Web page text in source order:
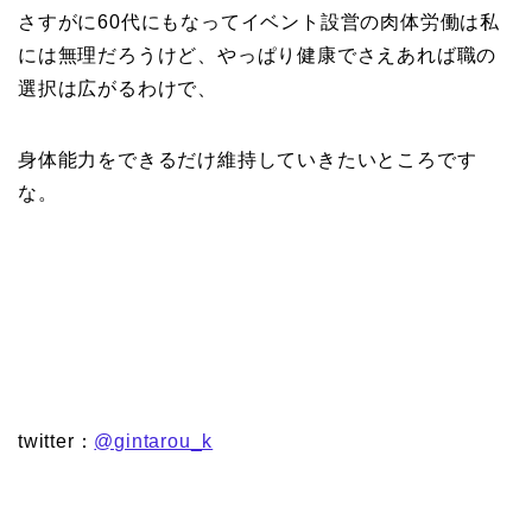
さすがに60代にもなってイベント設営の肉体労働は私
には無理だろうけど、やっぱり健康でさえあれば職の
選択は広がるわけで、
身体能力をできるだけ維持していきたいところです
な。
twitter： @gintarou_k